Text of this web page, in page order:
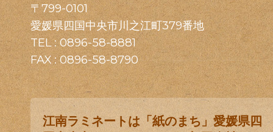
〒799-0101
愛媛県四国中央市川之江町379番地
TEL :0896-58-8881
FAX : 0896-58-8790
江南ラミネートは「紙のまち」愛媛県四